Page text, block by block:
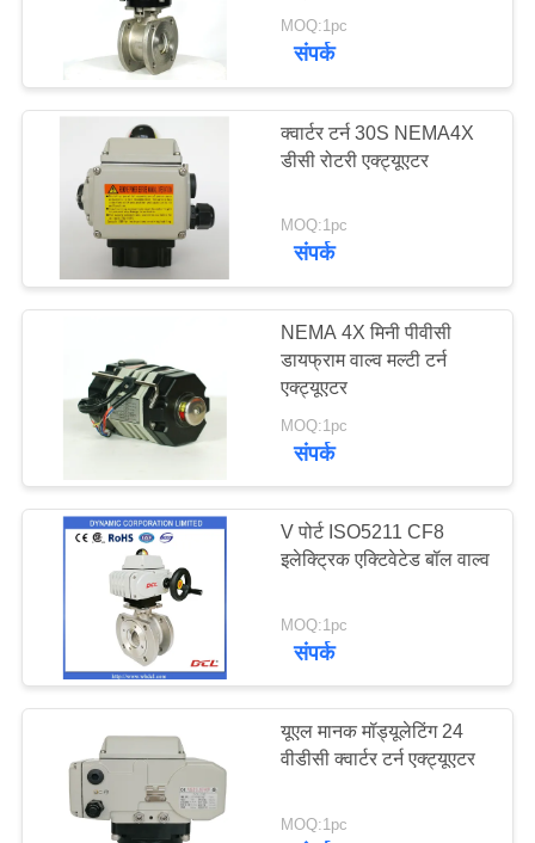
साइटमैप
PRIVACY
POLICYविफलता सुरक्षित विद्युत
एक्ट्यूएटर
19
विद्युत तितली वाल्व
विद्युत संचालित गेंद वाल्व
MOQ:1pc
संपर्क
क्वार्टर टर्न 30S NEMA4X
डीसी रोटरी एक्ट्यूएटर
MOQ:1pc
संपर्क
NEMA 4X मिनी पीवीसी
डायफ्राम वाल्व मल्टी टर्न
एक्ट्यूएटर
MOQ:1pc
संपर्क
V पोर्ट ISO5211 CF8
इलेक्ट्रिक एक्टिवेटेड बॉल वाल्व
MOQ:1pc
संपर्क
यूएल मानक मॉड्यूलेटिंग 24
वीडीसी क्वार्टर टर्न एक्ट्यूएटर
MOQ:1pc